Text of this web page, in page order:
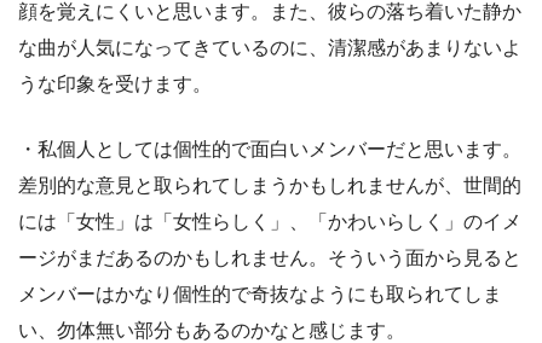
顔を覚えにくいと思います。また、彼らの落ち着いた静か
な曲が人気になってきているのに、清潔感があまりないよ
うな印象を受けます。
・私個人としては個性的で面白いメンバーだと思います。
差別的な意見と取られてしまうかもしれませんが、世間的
には「女性」は「女性らしく」、「かわいらしく」のイメ
ージがまだあるのかもしれません。そういう面から見ると
メンバーはかなり個性的で奇抜なようにも取られてしま
い、勿体無い部分もあるのかなと感じます。